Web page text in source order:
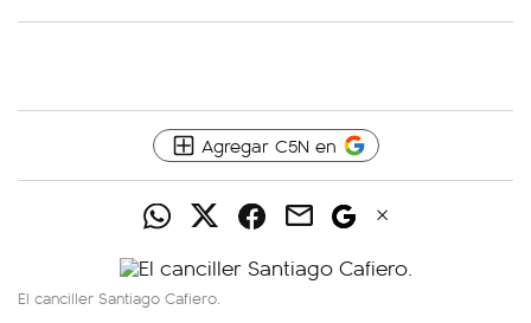
Agregar C5N en
El canciller Santiago Cafiero.